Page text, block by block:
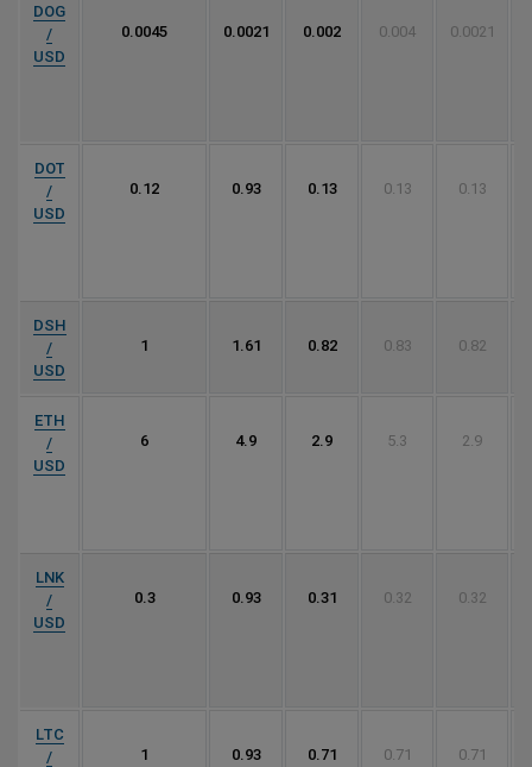
DOG
/
USD
0.0045 0.0021 0.002 0.004 0.0021
DOT
/
USD
0.12 0.93 0.13 0.13 0.13
DSH
/
USD
1 1.61 0.82 0.83 0.82
ETH
/
USD
6 4.9 2.9 5.3 2.9
LNK
/
USD
0.3 0.93 0.31 0.32 0.32
LTC
/
1 0.93 0.71 0.71 0.71